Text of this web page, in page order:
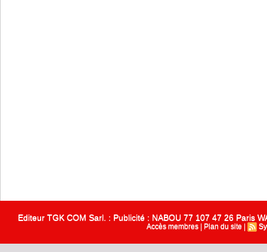
Editeur TGK COM Sarl. : Publicité : NABOU 77 107 47 26 Paris
Accès membres Plan du site